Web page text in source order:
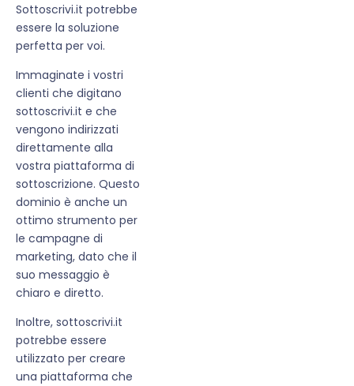
Sottoscrivi.it potrebbe
essere la soluzione
perfetta per voi.
Immaginate i vostri
clienti che digitano
sottoscrivi.it e che
vengono indirizzati
direttamente alla
vostra piattaforma di
sottoscrizione. Questo
dominio è anche un
ottimo strumento per
le campagne di
marketing, dato che il
suo messaggio è
chiaro e diretto.
Inoltre, sottoscrivi.it
potrebbe essere
utilizzato per creare
una piattaforma che